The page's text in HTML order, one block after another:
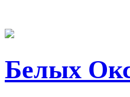
Белых